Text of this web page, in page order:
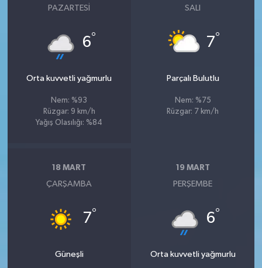
PAZARTESI
6°
Orta kuvvetli yağmurlu
Nem: %93
Rüzgar: 9 km/h
Yağış Olasılığı: %84
SALI
7°
Parçalı Bulutlu
Nem: %75
Rüzgar: 7 km/h
18 MART
ÇARŞAMBA
7°
Güneşli
19 MART
PERŞEMBE
6°
Orta kuvvetli yağmurlu